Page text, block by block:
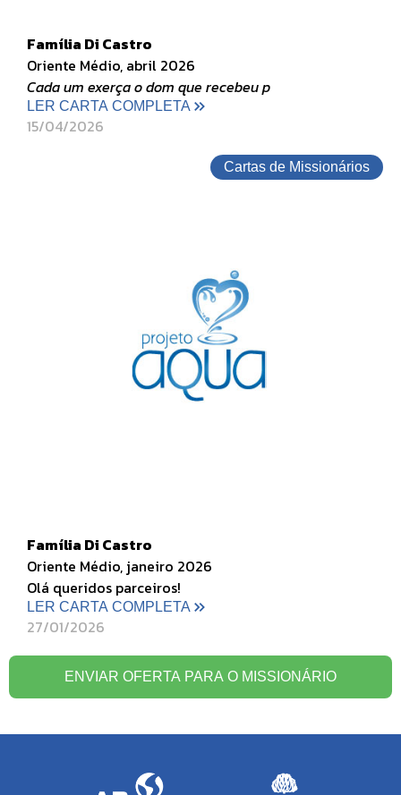
Família Di Castro
Oriente Médio, abril 2026
Cada um exerça o dom que recebeu p
LER CARTA COMPLETA
15/04/2026
Cartas de Missionários
Família Di Castro
Oriente Médio, janeiro 2026
Olá queridos parceiros!
LER CARTA COMPLETA
27/01/2026
ENVIAR OFERTA PARA O MISSIONÁRIO